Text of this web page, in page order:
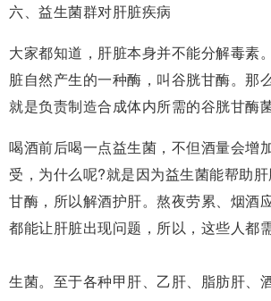
六、益生菌群对肝脏疾病
大家都知道，肝脏本身并不能分解毒素
脏自然产生的一种酶，叫谷胱甘酶。那
就是负责制造合成体内所需的谷胱甘酶菌
喝酒前后喝一点益生菌，不但酒量会增
受，为什么呢?就是因为益生菌能帮助
甘酶，所以解酒护肝。熬夜劳累、烟酒
都能让肝脏出现问题，所以，这些人都
生菌。至于各种甲肝、乙肝、脂肪肝、